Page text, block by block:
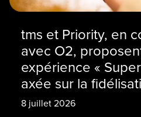
tms et Priority, en
avec O2,
expérience «
axée sur la
8 juillet 2026